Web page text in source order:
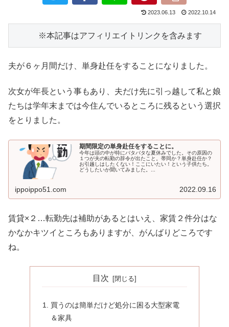
2023.06.13 2022.10.14
※本記事はアフィリエイトリンクを含みます
夫が６ヶ月間だけ、単身赴任をすることになりました。
次女が年長という事もあり、夫だけ先に引っ越して私と娘
たちは学年末までは今住んでいるところに残るという選択
をとりました。
期間限定の単身赴任をすることに。
今年は頭の中が特にバタバタな夏休みでした。その原因の
１つが夫の転勤の辞令が出たこと。帯同か？単身赴任か？
お引越しはしたくない！ここにいたい！という子供たち。
どうしたいか聞いてみました。...
ippoippo51.com 2022.09.16
賃貸×２…転勤先は補助があるとはいえ、家賃２件分はな
かなかキツイところもありますが、がんばりどころです
ね。
目次
買うのは簡単だけど処分に困る大型家電
＆家具